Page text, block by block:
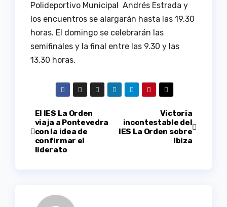
Polideportivo Municipal Andrés Estrada y
los encuentros se alargarán hasta las 19.30
horas. El domingo se celebrarán las
semifinales y la final entre las 9.30 y las
13.30 horas.
Navegación
de
Victoria
incontestable del
IES La Orden sobre
Ibiza
El IES La Orden
viaja a Pontevedra
con la idea de
confirmar el
liderato